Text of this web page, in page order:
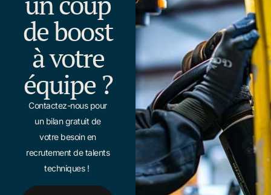
de boost
à votre
équipe ?
Contactez-nous pour
un bilan gratuit de
votre besoin en
recrutement de talents
techniques !